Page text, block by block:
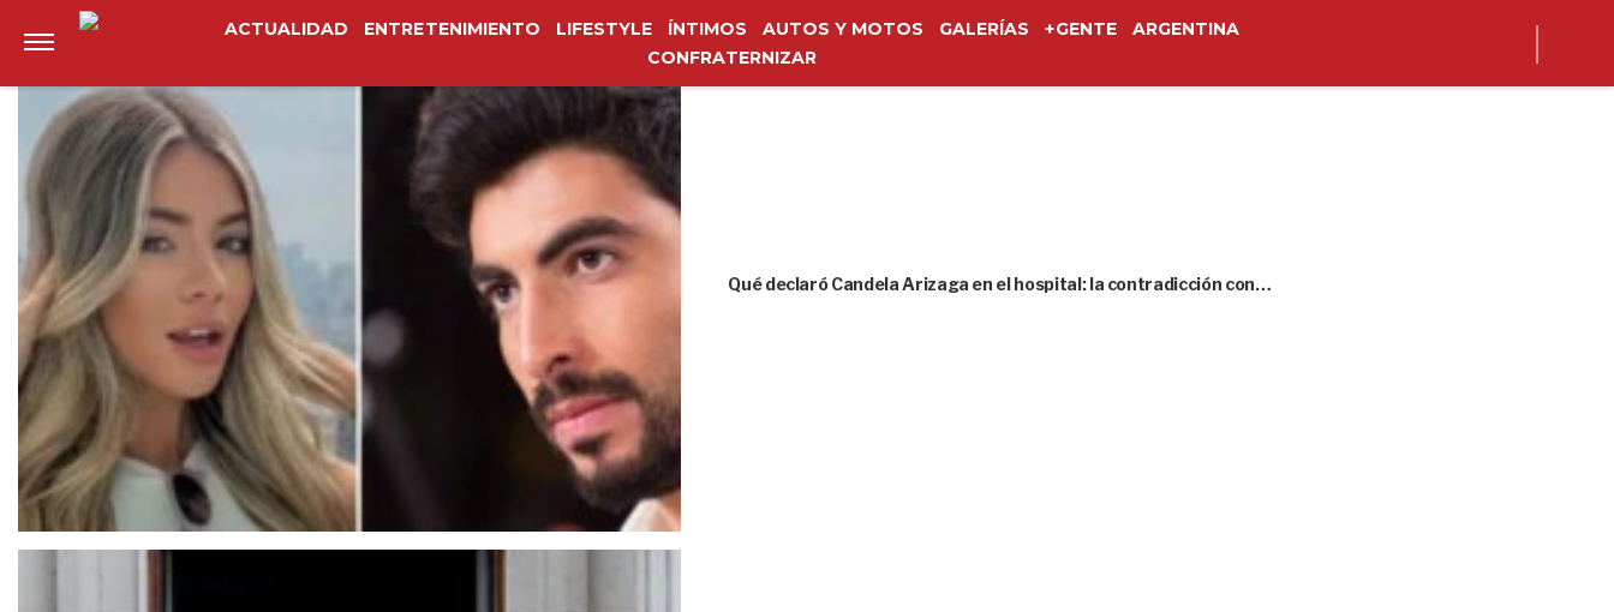
ACTUALIDAD ENTRETENIMIENTO LIFESTYLE ÍNTIMOS AUTOS Y MOTOS GALERÍAS +GENTE
ARGENTINA
CONFRATERNIZAR
Anterior
Qué declaró Candela Arizaga en el hospital: la contradicción con…
Siguiente